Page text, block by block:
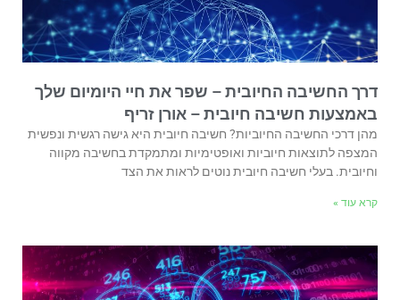
דרך החשיבה החיובית – שפר את חיי היומיום שלך
באמצעות חשיבה חיובית – אורן זריף
מהן דרכי החשיבה החיוביות? חשיבה חיובית היא גישה רגשית ונפשית
המצפה לתוצאות חיוביות ואופטימיות ומתמקדת בחשיבה מקווה
וחיובית. בעלי חשיבה חיובית נוטים לראות את הצד
קרא עוד »